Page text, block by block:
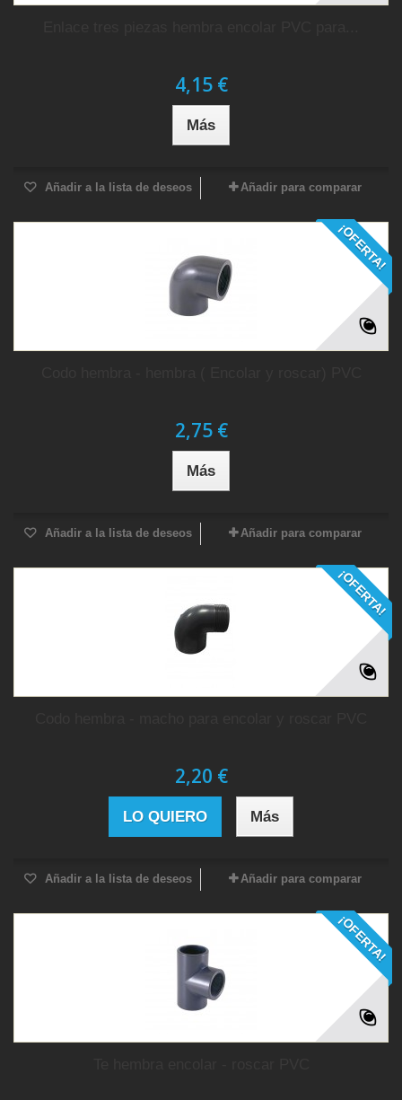
4,15 €
Más
Añadir a la lista de deseos Añadir para comparar
¡OFERTA!
2,75 €
Más
Añadir a la lista de deseos Añadir para comparar
¡OFERTA!
2,20 €
LO QUIERO Más
Añadir a la lista de deseos Añadir para comparar
¡OFERTA!